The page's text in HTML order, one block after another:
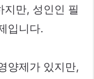
만, 성인인 필
입니다.
양제가 있지만,